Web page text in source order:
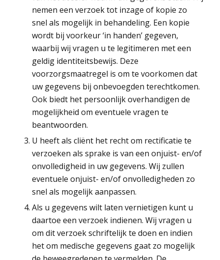
nemen een verzoek tot inzage of kopie zo
snel als mogelijk in behandeling. Een kopie
wordt bij voorkeur ‘in handen’ gegeven,
waarbij wij vragen u te legitimeren met een
geldig identiteitsbewijs. Deze
voorzorgsmaatregel is om te voorkomen dat
uw gegevens bij onbevoegden terechtkomen.
Ook biedt het persoonlijk overhandigen de
mogelijkheid om eventuele vragen te
beantwoorden.
U heeft als cliënt het recht om rectificatie te
verzoeken als sprake is van een onjuist- en/of
onvolledigheid in uw gegevens. Wij zullen
eventuele onjuist- en/of onvolledigheden zo
snel als mogelijk aanpassen.
Als u gegevens wilt laten vernietigen kunt u
daartoe een verzoek indienen. Wij vragen u
om dit verzoek schriftelijk te doen en indien
het om medische gegevens gaat zo mogelijk